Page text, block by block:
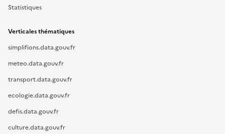
Statistiques
Verticales thématiques
simplifions.data.gouv.fr
meteo.data.gouv.fr
transport.data.gouv.fr
ecologie.data.gouv.fr
defis.data.gouv.fr
culture.data.gouv.fr